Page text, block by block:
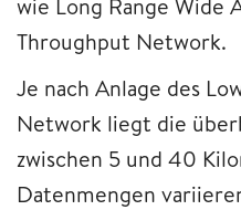
Throughput Network.
Je nach Anlage des
Network liegt die
zwischen 5 und 40
Datenmengen